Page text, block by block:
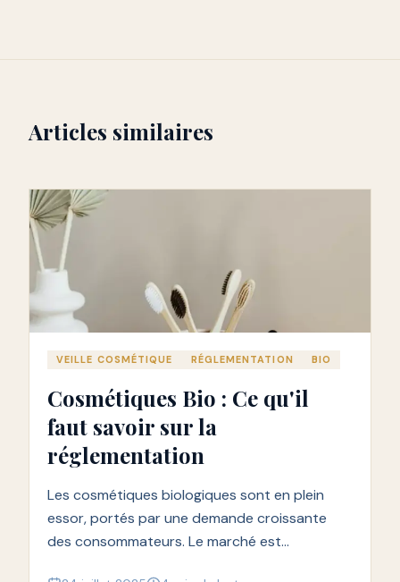
Articles similaires
VEILLE COSMÉTIQUE RÉGLEMENTATION BIO
Cosmétiques Bio : Ce qu'il
faut savoir sur la
réglementation
Les cosmétiques biologiques sont en plein
essor, portés par une demande croissante
des consommateurs. Le marché est